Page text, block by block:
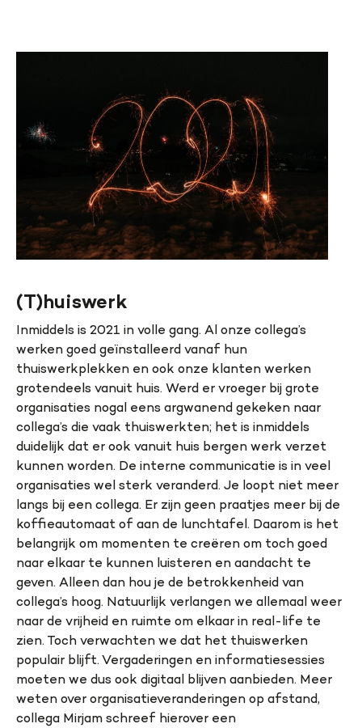
(T)huiswerk
Inmiddels is 2021 in volle gang. Al onze collega’s
werken goed geïnstalleerd vanaf hun
thuiswerkplekken en ook onze klanten werken
grotendeels vanuit huis. Werd er vroeger bij grote
organisaties nogal eens argwanend gekeken naar
collega’s die vaak thuiswerkten; het is inmiddels
duidelijk dat er ook vanuit huis bergen werk verzet
kunnen worden. De interne communicatie is in veel
organisaties wel sterk veranderd. Je loopt niet meer
langs bij een collega. Er zijn geen praatjes meer bij de
koffieautomaat of aan de lunchtafel. Daarom is het
belangrijk om momenten te creëren om toch goed
naar elkaar te kunnen luisteren en aandacht te
geven. Alleen dan hou je de betrokkenheid van
collega’s hoog. Natuurlijk verlangen we allemaal weer
naar de vrijheid en ruimte om elkaar in real-life te
zien. Toch verwachten we dat het thuiswerken
populair blijft. Vergaderingen en informatiesessies
moeten we dus ook digitaal blijven aanbieden. Meer
weten over organisatieveranderingen op afstand,
collega Mirjam schreef hierover een